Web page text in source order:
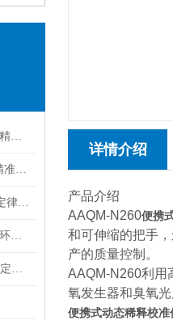
氮氧化物分析仪：大气环境监测的精准利器
臭氧分析仪环境空气质量监测的“精准之眼”
一氧化碳分析仪基于Beer-Lambert定律的红外吸收法精准检测
氨气分析仪在固定式和移动式大气环境实验室中的应用
动态校准仪在环境VOC监测仪器标定中的应用
详情介绍
产品介绍
AAQM-N260便携
和可伸缩的把手
产的质量控制。
AAQM-N260利用
氧发生器和臭氧
便携式动态稀释校准